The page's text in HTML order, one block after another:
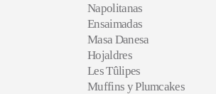
Napolitanas
Ensaimadas
Masa Danesa
Hojaldres
Les Tûlipes
Muffins y Plumcakes